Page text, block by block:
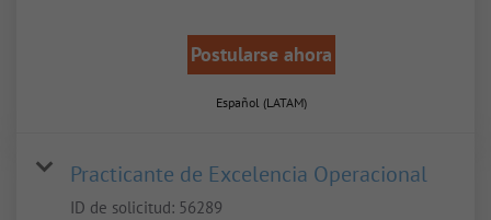
Postularse ahora
Español (LATAM)
Practicante de Excelencia Operacional
ID de solicitud: 56289